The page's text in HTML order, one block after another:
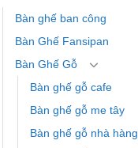
Bàn ghế ban công
Bàn Ghế Fansipan
Bàn Ghế Gỗ
Bàn ghế gỗ cafe
Bàn ghế gỗ me tây
Bàn ghế gỗ nhà hàng